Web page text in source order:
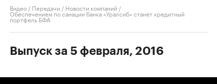
Видео / Передачи / Новости компаний /
Обеспечением по санации банка «Уралсиб» станет кредитный
портфель БФА
Выпуск за 5 февраля, 2016